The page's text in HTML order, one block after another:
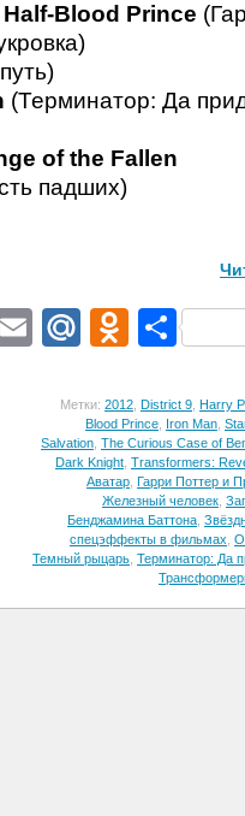
Blood Prince
(Терминатор: Да
of the Fallen
падших)
Telegram
EmailMail.Ru
Метки: 2012 District 9 Harry
Blood Prince Iron Man
Salvation The Curious Case of
Dark Knight Transformers:
Аватар Гарри Поттер и
Железный человек
Бенджамина Баттона
спецэффекты в фильмах
Темный рыцарь Терминатор: Да